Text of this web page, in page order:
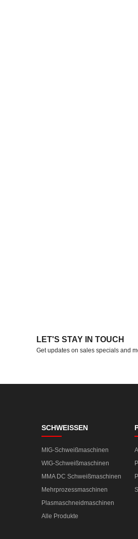
LET'S STAY IN TOUCH
Get updates on sales specials and
SCHWEISSEN
MIG-Schweißmaschinen
WIG-Schweißmaschinen
MMA DC Schweißmaschinen
Mehrprozessmaschinen
Plasmaschneidmaschinen
Alle Produkte